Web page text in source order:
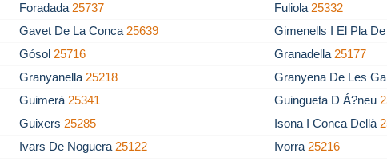
Foradada 25737 Fuliola 25332
Gavet De La Conca 25639
Gimenells I El Pla
Gósol 25716 Granadella 25177
Granyanella 25218
Granyena De Les
Guimerà 25341 Guingueta D Á?neu
Guixers 25285 Isona I Conca Dellà
Ivars De Noguera 25122 Ivorra 25216